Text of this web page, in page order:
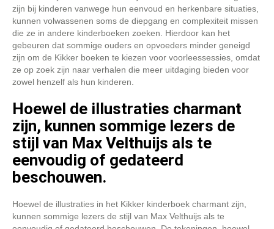
zijn bij kinderen vanwege hun eenvoud en herkenbare situaties,
kunnen volwassenen soms de diepgang en complexiteit missen
die ze in andere kinderboeken zoeken. Hierdoor kan het
gebeuren dat sommige ouders en opvoeders minder geneigd
zijn om de Kikker boeken te kiezen voor voorleessessies, omdat
ze op zoek zijn naar verhalen die meer uitdaging bieden voor
zowel henzelf als hun kinderen.
Hoewel de illustraties charmant
zijn, kunnen sommige lezers de
stijl van Max Velthuijs als te
eenvoudig of gedateerd
beschouwen.
Hoewel de illustraties in het Kikker kinderboek charmant zijn,
kunnen sommige lezers de stijl van Max Velthuijs als te